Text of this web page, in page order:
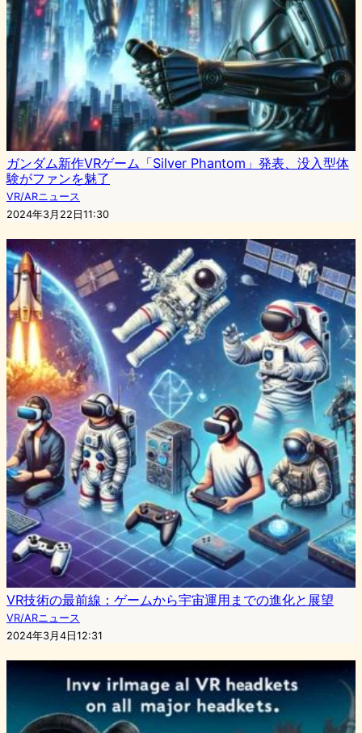
ガンダム新作VRゲーム「Silver Phantom」発表、没入型体
験がファンを魅了
VR/ARニュース
2024年3月22日11:30
VR技術の最前線：ゲームから宇宙運用までの進化と展望
VR/ARニュース
2024年3月4日12:31